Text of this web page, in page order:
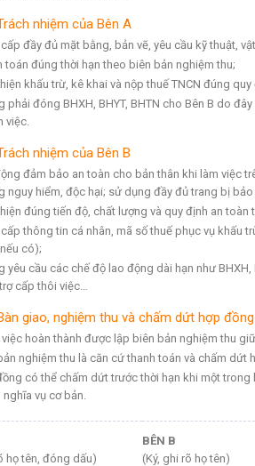
nhiệm của Bên A
đầy đủ mặt bằng, bản vẽ, yêu cầu kỹ thuật,
toán đúng thời hạn theo biên bản nghiệm thu;
khấu trừ, kê khai và nộp thuế TNCN đúng
phải đóng BHXH, BHYT, BHTN cho Bên B do
việc.
nhiệm của Bên B
đảm bảo an toàn cho bản thân khi làm việc
nguy hiểm, độc hại; sử dụng đầy đủ trang bị bảo
đúng tiến độ, chất lượng và quy định an toàn
cấp thông tin cá nhân, mã số thuế phục vụ khấu
có);
yêu cầu các chế độ lao động dài hạn như BHXH,
cấp thôi việc…
giao, nghiệm thu và chấm dứt hợp đồng
việc hoàn thành được lập biên bản nghiệm thu
nghiệm thu là căn cứ thanh toán và chấm dứt
có thể chấm dứt trước thời hạn khi một trong
nghĩa vụ cơ bản.
họ tên, đóng dấu)
BÊN B
(Ký, ghi rõ họ tên)